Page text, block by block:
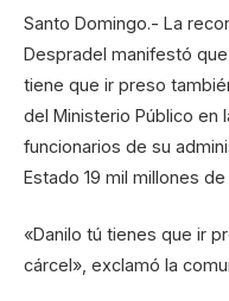
Santo Domingo.- La
Despradel manifestó
tiene que ir preso
del Ministerio Público en
funcionarios de su
Estado 19 mil millones
«Danilo tú tienes que ir
cárcel», exclamó la